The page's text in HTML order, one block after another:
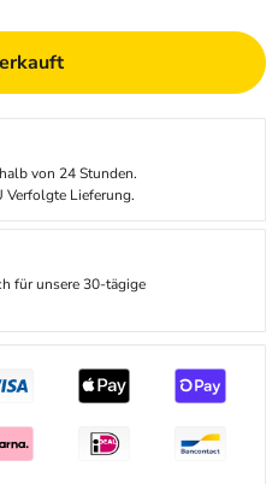
von 24 Stunden.
Verfolgte Lieferung.
für unsere 30-tägige